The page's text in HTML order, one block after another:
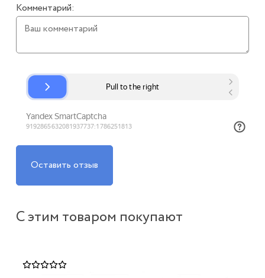
Комментарий:
Оставить отзыв
С этим товаром покупают